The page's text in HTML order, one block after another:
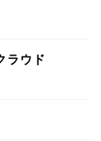
ラウド